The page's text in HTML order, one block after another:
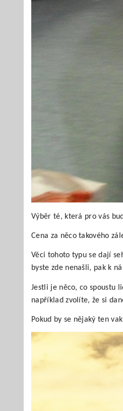
Výběr té, která pro vás
Cena za něco takového
Věci tohoto typu se dají
byste zde nenašli, pak k
Jestli je něco, co spoustu
například zvolíte, že si
Pokud by se nějaký ten